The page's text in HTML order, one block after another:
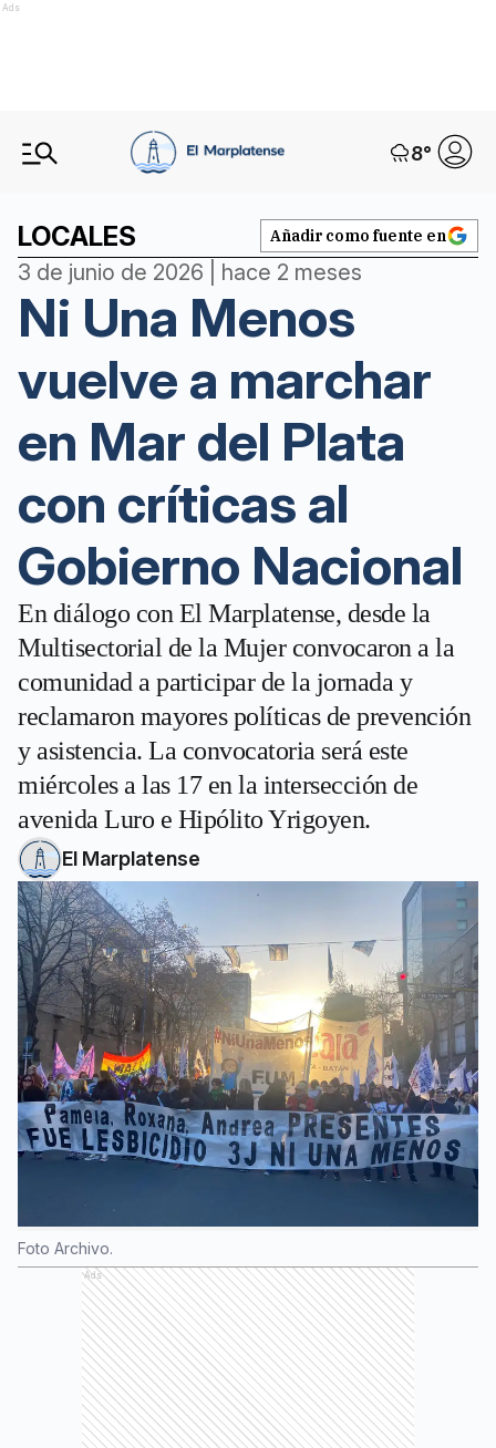
Ads
8°
LOCALES Añadir como fuente en
3 de junio de 2026 | hace 2 meses
Ni Una Menos
vuelve a marchar
en Mar del Plata
con críticas al
Gobierno Nacional
En diálogo con El Marplatense, desde la
Multisectorial de la Mujer convocaron a la
comunidad a participar de la jornada y
reclamaron mayores políticas de prevención
y asistencia. La convocatoria será este
miércoles a las 17 en la intersección de
avenida Luro e Hipólito Yrigoyen.
El Marplatense
Foto Archivo.
Ads